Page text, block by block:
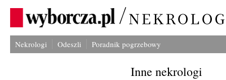
Nekrologi Odeszli Poradnik pogrzebowy
Inne nekrologi